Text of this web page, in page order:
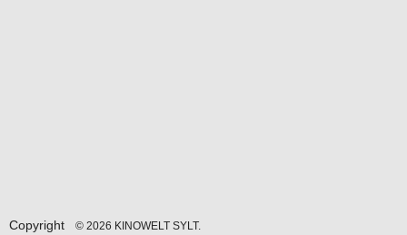
Copyright © 2026 KINOWELT SYLT.